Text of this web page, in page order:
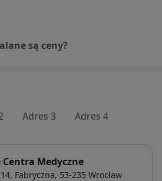
są ceny?
Adres 3 Adres 4
Centra Medyczne
Fabryczna, 53-235 Wrocław